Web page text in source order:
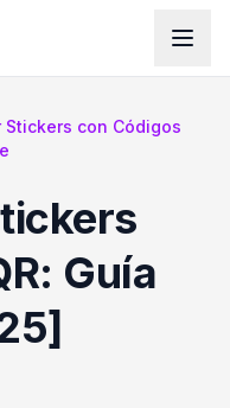
Stickers con Códigos
Guía